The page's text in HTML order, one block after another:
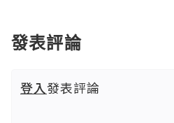
發表評論
登入發表評論